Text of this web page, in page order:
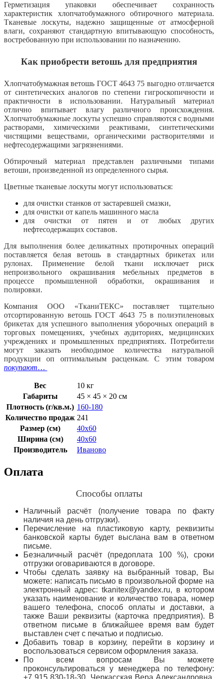
Герметизация упаковки обеспечивает сохранность
характеристик хлопчатобумажного обтирочного материала.
Тканевые лоскуты, надежно защищенные от атмосферной
влаги, сохраняют стандартную впитывающую способность,
востребованную при использовании по назначению.
Как приобрести ветошь для предприятия
Хлопчатобумажная ветошь ГОСТ 4643 75 выгодно отличается
от синтетических аналогов по степени гигроскопичности и
практичности в использовании. Натуральный материал
отлично впитывает влагу различного происхождения.
Хлопчатобумажные лоскуты успешно справляются с водными
растворами, химическими реактивами, синтетическими
чистящими веществами, органическими растворителями и
нефтесодержащими загрязнениями.
Обтирочный материал представлен различными типами
ветоши, произведенной из определенного сырья.
Цветные тканевые лоскуты могут использоваться:
для очистки станков от застаревшей смазки,
для очистки от капель машинного масла
для очистки от пятен и от любых других
нефтесодержащих составов.
Для выполнения более деликатных протирочных операций
поставляется белая ветошь в стандартных брикетах или
рулонах. Применение белой ткани исключает риск
непроизвольного окрашивания мебельных предметов в
процессе промышленной обработки, окрашивания и
полировки.
Компания ООО «ТканиТЕКС» поставляет тщательно
отсортированную ветошь ГОСТ 4643 75 в полиэтиленовых
брикетах для успешного выполнения уборочных операций в
торговых помещениях, учебных аудиториях, медицинских
учреждениях и промышленных предприятиях. Потребители
могут заказать необходимое количества натуральной
продукции оп оптимальным расценкам. С этим товаром
покупают…
Вес
10 кг
Габариты
45 × 45 × 20 см
Плотность (г/кв.м.) 160-180
Количество продаж 241
Размер (см)
40х60
Ширина (см)
40х60
Производитель
Иваново
Оплата
Способы оплаты
Наличный расчёт (получение товара по факту
наличия на день отгрузки).
Перечисление на пластиковую карту, реквизиты
банковской карты будет выслана вам в ответном
письме.
Безналичный расчёт (предоплата 100 %), сроки
отгрузки оговариваются в договоре.
Чтобы сделать заявку на выбранный товар, Вы
можете: написать письмо в произвольной форме на
электронный адрес: tkanitex@yandex.ru, в котором
указать наименование и количество товара, номер
вашего телефона, способ оплаты и доставки, а
также Ваши реквизиты (карточка предприятия). В
ответном письме в ближайшее время вам будет
выставлен счет с печатью и подписью.
Добавить товар в корзину, перейти в корзину и
воспользоваться сервисом оформления заказа.
По всем вопросам Вы можете
проконсультироваться у менеджера по телефону:
+7 915 830-18-30, Черкасская Вера Александровна,